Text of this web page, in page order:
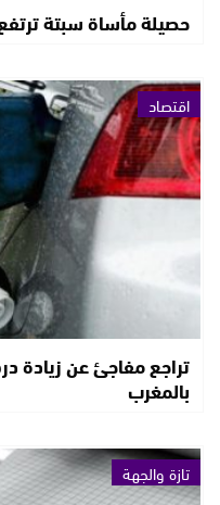
حصيلة مأساة سبتة ترتفع إلى 90
اقتصاد
تراجع مفاجئ عن زيادة
بالمغرب
تازة والجهة